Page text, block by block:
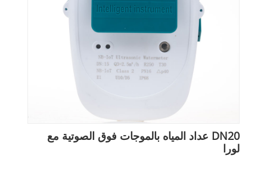
DN20 عداد المياه بالموجات فوق الصوتية مع
لورا